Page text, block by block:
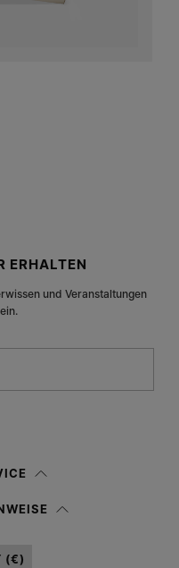
ERHALTEN
und Veranstaltungen
und willige in die Verarbeitung
(€)